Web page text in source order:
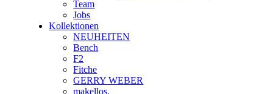
Team
Jobs
Kollektionen
NEUHEITEN
Bench
F2
Fitche
GERRY WEBER
makellos.